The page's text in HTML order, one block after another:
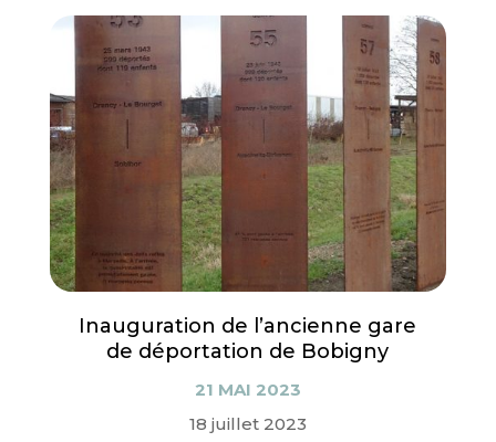
Inauguration de l’ancienne gare
de déportation de Bobigny
21 MAI 2023
18 juillet 2023